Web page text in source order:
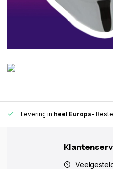
betrouwbaar. 15.000+